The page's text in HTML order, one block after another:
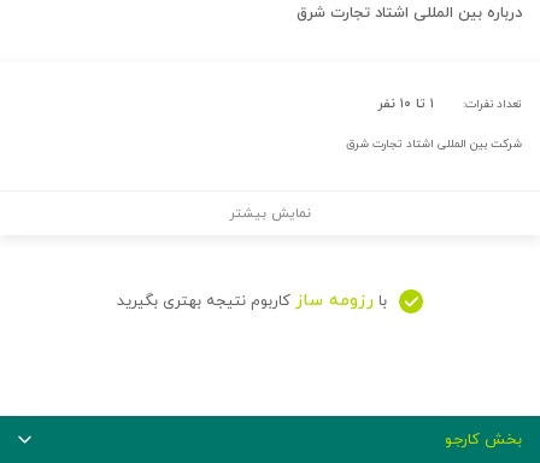
درباره بین المللی اشتاد تجارت شرق
تعداد نفرات: ۱ تا ۱۰ نفر
شرکت بین المللی اشتاد تجارت شرق
نمایش بیشتر
با رزومه ساز کاربوم نتیجه بهتری بگیرید
بخش کارجو